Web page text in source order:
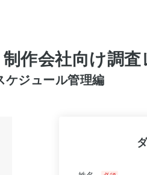
作会社向け調
ケジュール管理編